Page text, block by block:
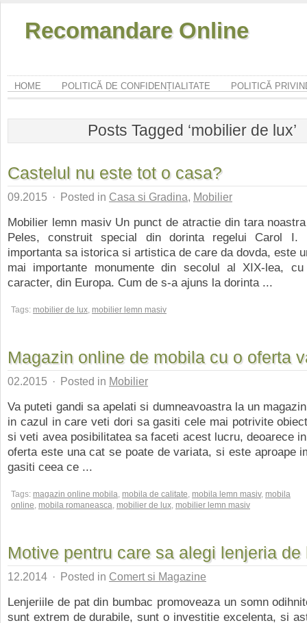
Recomandare Online
HOME POLITICĂ DE CONFIDENȚIALITATE POLITICĂ
Posts Tagged ‘mobilier de lux’
Castelul nu este tot o casa?
09.2015 · Posted in Casa si Gradina, Mobilier
Mobilier lemn masiv Un punct de atractie din tara
Peles, construit special din dorinta regelui Carol I.
importanta sa istorica si artistica de care da dovda, este
mai importante monumente din secolul al XIX-lea,
caracter, din Europa. Cum de s-a ajuns la dorinta ...
Tags: mobilier de lux, mobilier lemn masiv
Magazin online de mobila cu o oferta
02.2015 · Posted in Mobilier
Va puteti gandi sa apelati si dumneavoastra la un
in cazul in care veti dori sa gasiti cele mai potrivite
si veti avea posibilitatea sa faceti acest lucru, deoarece
oferta este una cat se poate de variata, si este aproape
gasiti ceea ce ...
Tags: magazin online mobila, mobila de calitate, mobila lemn masiv, mobila
online, mobila romaneasca, mobilier de lux, mobilier lemn masiv
Motive pentru care sa alegi lenjeria de
12.2014 · Posted in Comert si Magazine
Lenjeriile de pat din bumbac promoveaza un somn
sunt extrem de durabile, sunt o investitie excelenta, si